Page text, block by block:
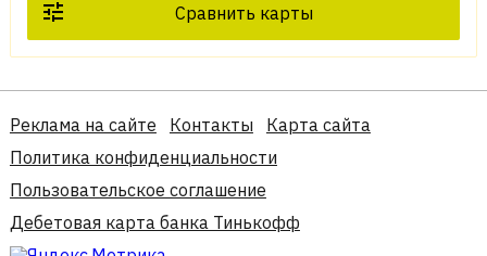
Сравнить карты
Реклама на сайте Контакты
Карта сайта
Политика конфиденциальности
Пользовательское соглашение
Дебетовая карта банка Тинькофф